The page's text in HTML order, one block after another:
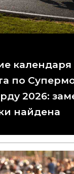
календаря
по
2026:
найдена